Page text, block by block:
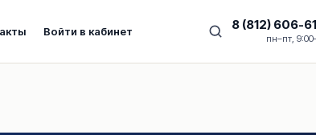
Войти в кабинет 8 (812) 606-
пн–пт,